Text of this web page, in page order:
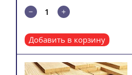
Добавить в корзину